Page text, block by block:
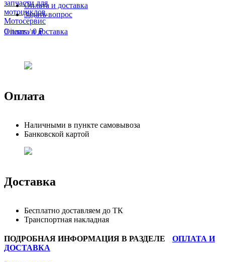
0items / 0₽
Оплата и доставка
Задать вопрос
Оплата и доставка
Оплата
Наличными в пункте самовывоза
Банковской картой
Доставка
Бесплатно доставляем до ТК
Транспортная накладная
ПОДРОБНАЯ ИНФОРМАЦИЯ В РАЗДЕЛЕ
ОПЛАТА И
ДОСТАВКА